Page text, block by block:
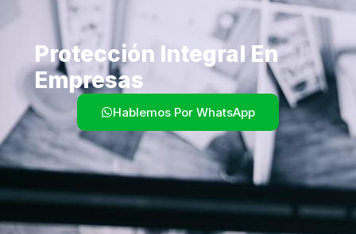
Protección Integral En
Empresas
Hablemos Por WhatsApp